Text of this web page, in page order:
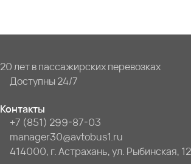
20 лет в пассажирских перевозках
Доступны 24/7
Контакты
+7 (851) 299-87-03
manager30@avtobus1.ru
414000, г. Астрахань, ул. Рыбинская,